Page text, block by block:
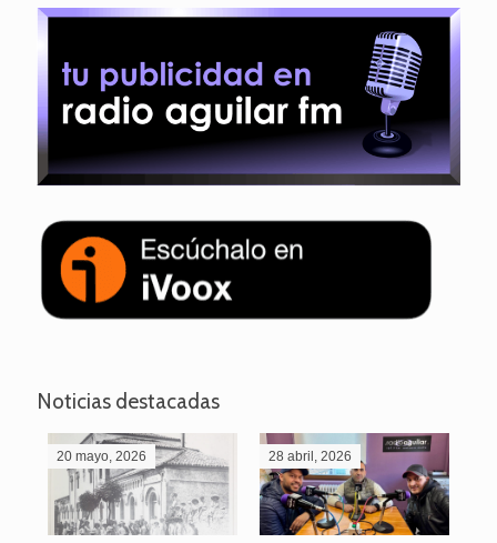
Noticias destacadas
20 mayo, 2026 28 abril, 2026